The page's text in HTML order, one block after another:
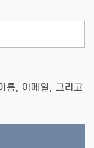
름, 이메일, 그리고